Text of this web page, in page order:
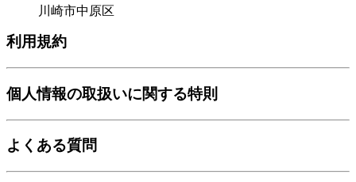
川崎市中原区
利用規約
個人情報の取扱いに関する特則
よくある質問